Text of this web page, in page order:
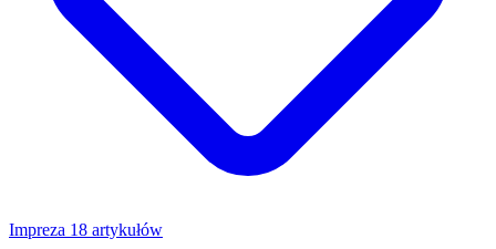
Impreza 18 artykułów